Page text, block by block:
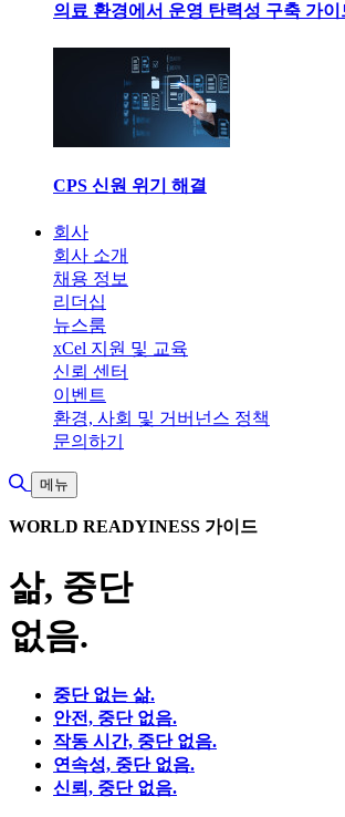
의료 환경에서 운영 탄력성 구축 가이
CPS 신원 위기 해결
회사
회사 소개
채용 정보
리더십
뉴스룸
xCel 지원 및 교육
신뢰 센터
이벤트
환경, 사회 및 거버넌스 정책
문의하기
검색 토글
메뉴
WORLD READYINESS 가이드
삶, 중단
없음.
중단 없는 삶.
안전, 중단 없음.
작동 시간, 중단 없음.
연속성, 중단 없음.
신뢰, 중단 없음.